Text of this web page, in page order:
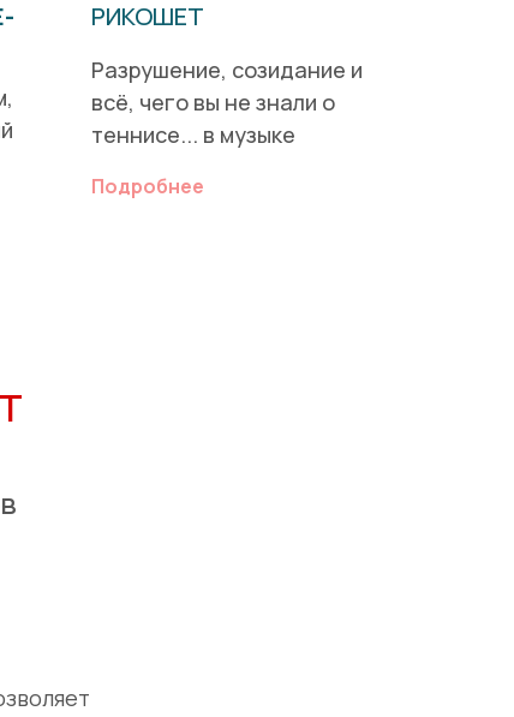
РИКОШЕТ
Разрушение, созидание и
всё, чего вы не знали о
теннисе... в музыке
Подробнее